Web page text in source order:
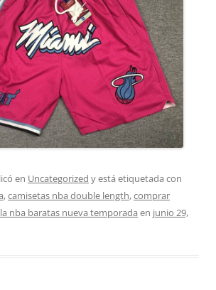
en Uncategorized y está etiquetada con
,camisetas nba double length,comprar
nba baratas nueva temporada en junio 29,